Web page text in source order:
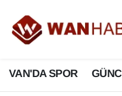
VAN'DA SPOR
3.SAYFA
ASAYİŞ
Van Nöbetçi
Van Hava Durumu